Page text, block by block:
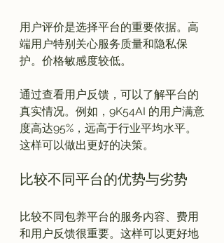
用户评价是选择平台的重要依据。高
端用户特别关心服务质量和隐私保
护。价格敏感度较低。
通过查看用户反馈，可以了解平台的
真实情况。例如，9K54AI 的用户满意
度高达95%，远高于行业平均水平。
比较不同平台的优势与劣势
比较不同包养平台的服务内容、费用
和用户反馈很重要。这样可以更好地